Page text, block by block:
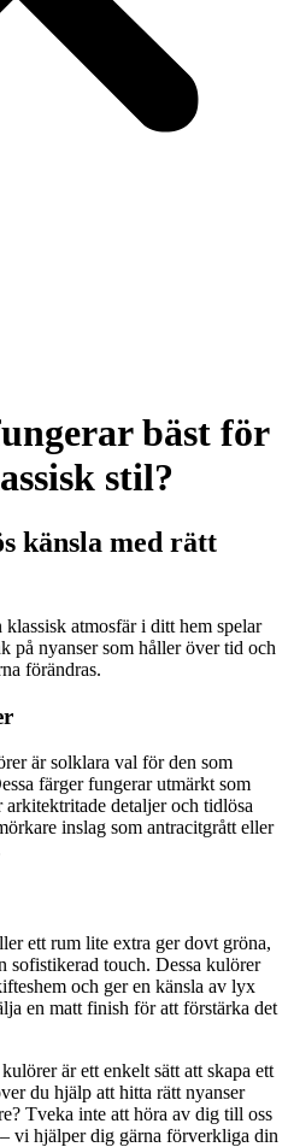
bäst för
stil?
känsla med rätt
atmosfär i ditt hem spelar
på nyanser som håller över tid och
förändras.
är solklara val för den som
färger fungerar utmärkt som
detaljer och tidlösa
inslag som antracitgrått eller
ett rum lite extra ger dovt gröna,
sofistikerad touch. Dessa kulörer
och ger en känsla av lyx
en matt finish för att förstärka det
är ett enkelt sätt att skapa ett
du hjälp att hitta rätt nyanser
Tveka inte att höra av dig till oss
vi hjälper dig gärna förverkliga din